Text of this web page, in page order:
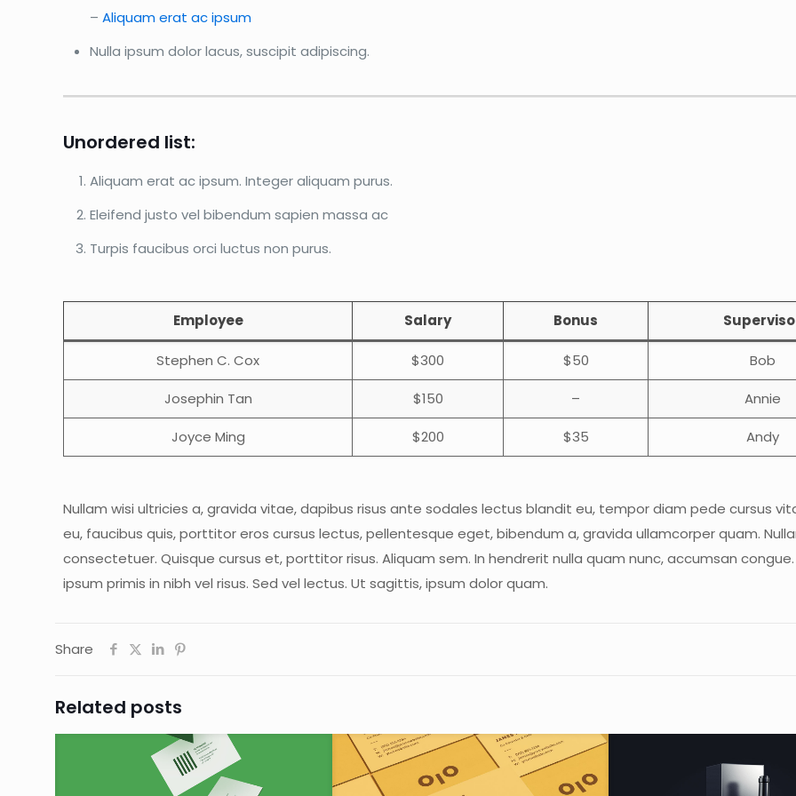
–Aliquam erat ac ipsum
Nulla ipsum dolor lacus, suscipit adipiscing.
Unordered list:
Aliquam erat ac ipsum. Integer aliquam purus.
Eleifend justo vel bibendum sapien massa ac
Turpis faucibus orci luctus non purus.
Employee Salary Bonus
Stephen C. Cox $300 $50 Bob
Josephin Tan $150 – Annie
Joyce Ming $200 $35 Andy
Nullam wisi ultricies a, gravida vitae, dapibus risus ante sodales lectus blandit eu, tempor diam pede cursus
eu, faucibus quis, porttitor eros cursus lectus, pellentesque eget, bibendum a, gravida ullamcorper quam.
consectetuer. Quisque cursus et, porttitor risus. Aliquam sem. In hendrerit nulla quam nunc, accumsan
ipsum primis in nibh vel risus. Sed vel lectus. Ut sagittis, ipsum dolor quam.
Share
Related posts